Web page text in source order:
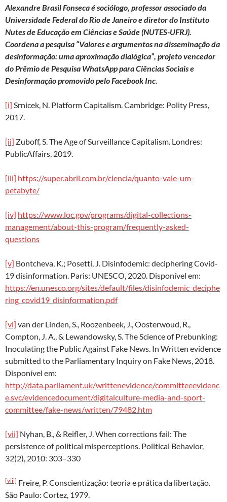
Alexandre Brasil Fonseca é sociólogo, professor associado da
Universidade Federal do Rio de Janeiro e diretor do Instituto
Nutes de Educação em Ciências e Saúde (NUTES-UFRJ).
Coordena a pesquisa “Valores e argumentos na disseminação da
desinformação: uma aproximação dialógica”, projeto vencedor
do Prêmio de Pesquisa WhatsApp para Ciências Sociais e
Desinformação promovido pelo Facebook Inc.
[i] Srnicek, N. Platform Capitalism. Cambridge: Polity Press,
2017.
[ii] Zuboff, S. The Age of Surveillance Capitalism. Londres:
PublicAffairs, 2019.
[iii] https://super.abril.com.br/ciencia/quanto-vale-um-
petabyte/
[iv] https://www.loc.gov/programs/digital-collections-
management/about-this-program/frequently-asked-
questions
[v] Bontcheva, K.; Posetti, J. Disinfodemic: deciphering Covid-
19 disinformation. Paris: UNESCO, 2020. Disponível em:
https://en.unesco.org/sites/default/files/disinfodemic_deciphe
ring_covid19_disinformation.pdf
[vi] van der Linden, S., Roozenbeek, J., Oosterwoud, R.,
Compton, J. A., & Lewandowsky, S. The Science of Prebunking:
Inoculating the Public Against Fake News. In Written evidence
submitted to the Parliamentary Inquiry on Fake News, 2018.
Disponível em:
http://data.parliament.uk/writtenevidence/committeeevidenc
e.svc/evidencedocument/digitalculture-media-and-sport-
committee/fake-news/written/79482.htm
[vii] Nyhan, B., & Reifler, J. When corrections fail: The
persistence of political misperceptions. Political Behavior,
32(2), 2010: 303–330
[viii] Freire, P. Conscientização: teoria e prática da libertação.
São Paulo: Cortez, 1979.